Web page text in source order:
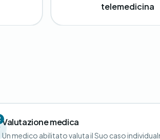
telemedicina
Valutazione medica
Un medico abilitato valuta il Suo caso